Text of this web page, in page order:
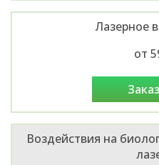
Лазерное
от
Воздействия на